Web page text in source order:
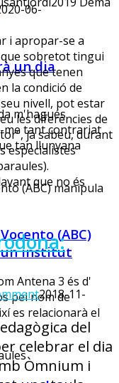
un dia
m'hagués
me tant contrariat
tan llunyana
(ABC)
un institut
Antena 3 és d'
pel nom de
es relacionarà el
06-
i apropar-se a
sobretot tingui
que tenen
la condició de
nivell, pot estar
les diferències de
ja sabeu, durant
especialistes
que no és
2018-11-
del
celebrar el dia
Òmnium i